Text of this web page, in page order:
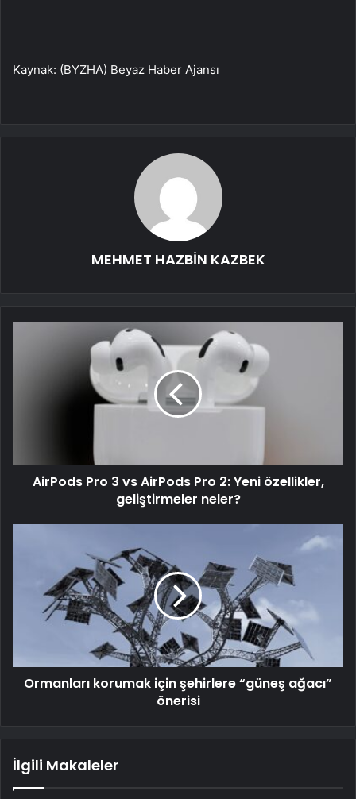
Kaynak: (BYZHA) Beyaz Haber Ajansı
MEHMET HAZBİN KAZBEK
AirPods Pro 3 vs AirPods Pro 2: Yeni özellikler,
geliştirmeler neler?
Ormanları korumak için şehirlere “güneş ağacı”
önerisi
İlgili Makaleler